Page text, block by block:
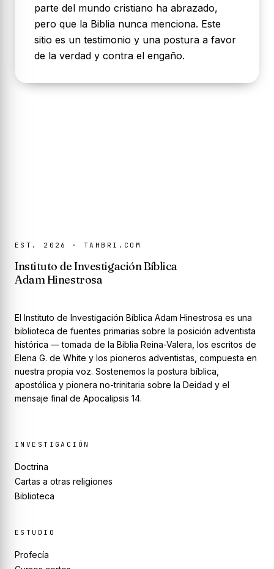
parte del mundo cristiano ha abrazado,
pero que la Biblia nunca menciona. Este
sitio es un testimonio y una postura a favor
de la verdad y contra el engaño.
EST. 2026 · TAHBRI.COM
Instituto de Investigación Bíblica
Adam Hinestrosa
El Instituto de Investigación Bíblica Adam Hinestrosa es una
biblioteca de fuentes primarias sobre la posición adventista
histórica — tomada de la Biblia Reina-Valera, los escritos de
Elena G. de White y los pioneros adventistas, compuesta en
nuestra propia voz. Sostenemos la postura bíblica,
apostólica y pionera no-trinitaria sobre la Deidad y el
mensaje final de Apocalipsis 14.
INVESTIGACIÓN
Doctrina
Cartas a otras religiones
Biblioteca
ESTUDIO
Profecía